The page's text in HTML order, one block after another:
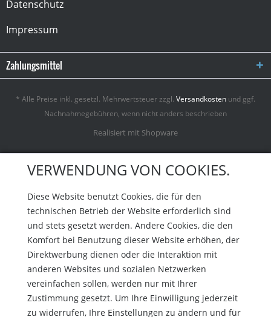
Datenschutz
Impressum
Zahlungsmittel
* Alle Preise inkl. gesetzl. Mehrwertsteuer zzgl. Versandkosten und ggf.
Nachnahmegebühren, wenn nicht anders beschrieben
Realisiert mit Shopware
VERWENDUNG VON COOKIES.
Diese Website benutzt Cookies, die für den
technischen Betrieb der Website erforderlich sind
und stets gesetzt werden. Andere Cookies, die den
Komfort bei Benutzung dieser Website erhöhen, der
Direktwerbung dienen oder die Interaktion mit
anderen Websites und sozialen Netzwerken
vereinfachen sollen, werden nur mit Ihrer
Zustimmung gesetzt. Um Ihre Einwilligung jederzeit
zu widerrufen, Ihre Einstellungen zu ändern und für